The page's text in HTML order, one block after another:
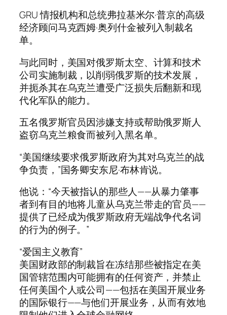
GRU 情报机构和总统弗拉基米尔·普京的高级
经济顾问马克西姆·奥列什金被列入制裁名
单。
与此同时，美国对俄罗斯太空、计算和技术
公司实施制裁，以削弱俄罗斯的技术发展，
并扼杀其在乌克兰遭受广泛损失后翻新和现
代化军队的能力。
五名俄罗斯官员因涉嫌支持或帮助俄罗斯人
盗窃乌克兰粮食而被列入黑名单。
“美国继续要求俄罗斯政府为其对乌克兰的战
争负责，”国务卿安东尼·布林肯说。
他说：“今天被指认的那些人——从暴力肇事
者到有目的地将儿童从乌克兰带走的官员——
提供了已经成为俄罗斯政府无端战争代名词
的行为的例子。”
“爱国主义教育”
美国财政部的制裁旨在冻结那些被指定在美
国管辖范围内可能拥有的任何资产，并禁止
任何美国个人或​​公司——包括在美国开展业务
的国际银行——与他们开展业务，从而有效地